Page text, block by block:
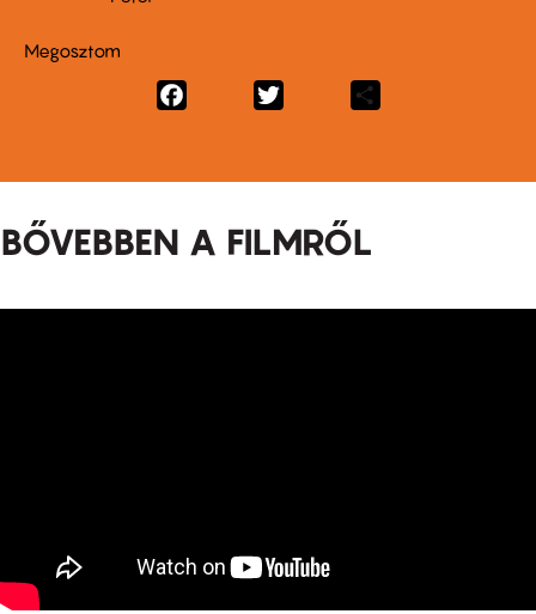
Megosztom
Facebook
BŐVEBBEN A FILMRŐL